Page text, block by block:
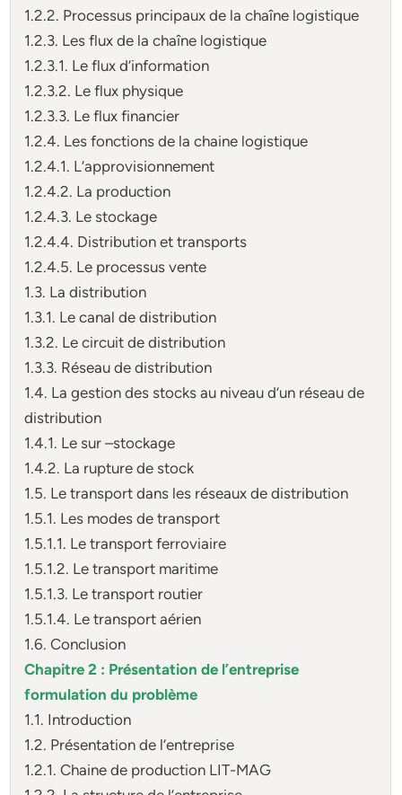
1.2.2. Processus principaux de la chaîne logistique
1.2.3. Les flux de la chaîne logistique
1.2.3.1. Le flux d’information
1.2.3.2. Le flux physique
1.2.3.3. Le flux financier
1.2.4. Les fonctions de la chaine logistique
1.2.4.1. L’approvisionnement
1.2.4.2. La production
1.2.4.3. Le stockage
1.2.4.4. Distribution et transports
1.2.4.5. Le processus vente
1.3. La distribution
1.3.1. Le canal de distribution
1.3.2. Le circuit de distribution
1.3.3. Réseau de distribution
1.4. La gestion des stocks au niveau d’un réseau de
distribution
1.4.1. Le sur –stockage
1.4.2. La rupture de stock
1.5. Le transport dans les réseaux de distribution
1.5.1. Les modes de transport
1.5.1.1. Le transport ferroviaire
1.5.1.2. Le transport maritime
1.5.1.3. Le transport routier
1.5.1.4. Le transport aérien
1.6. Conclusion
Chapitre 2 : Présentation de l’entreprise
formulation du problème
1.1. Introduction
1.2. Présentation de l’entreprise
1.2.1. Chaine de production LIT-MAG